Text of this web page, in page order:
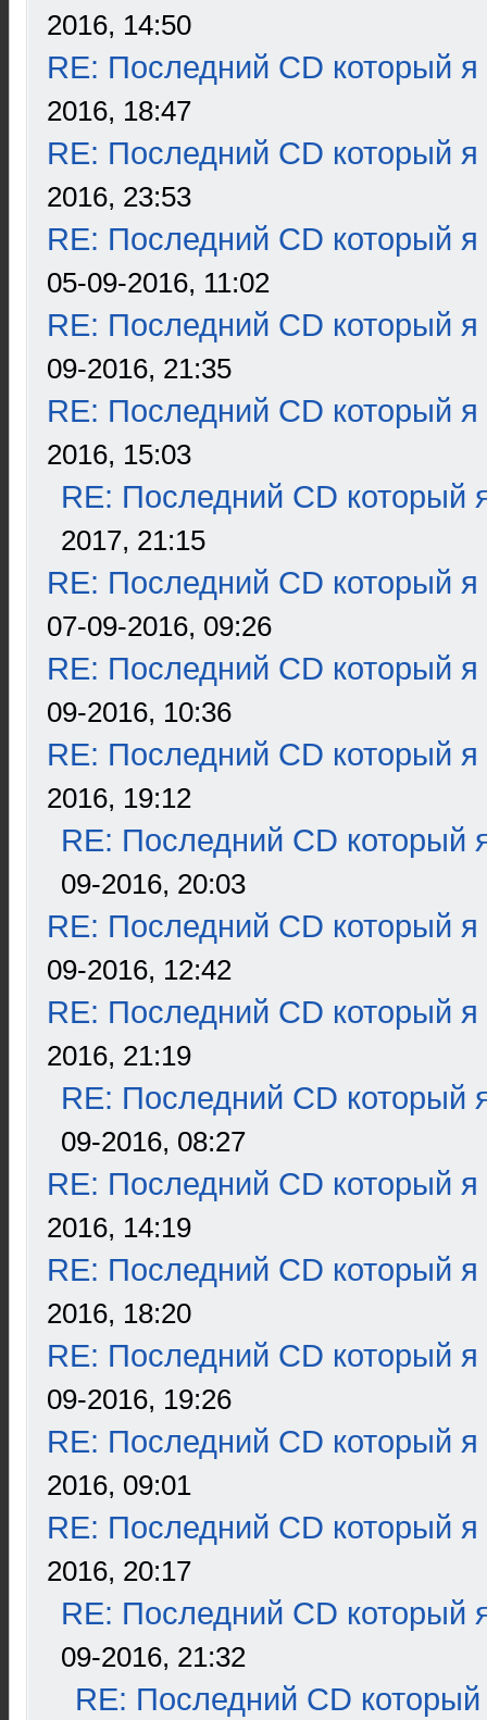
2016, 14:50
RE: Последний CD который я
2016, 18:47
RE: Последний CD который я
2016, 23:53
RE: Последний CD который я
05-09-2016, 11:02
RE: Последний CD который я
09-2016, 21:35
RE: Последний CD который я
2016, 15:03
RE: Последний CD который
2017, 21:15
RE: Последний CD который я
07-09-2016, 09:26
RE: Последний CD который я
09-2016, 10:36
RE: Последний CD который я
2016, 19:12
RE: Последний CD который
09-2016, 20:03
RE: Последний CD который я
09-2016, 12:42
RE: Последний CD который я
2016, 21:19
RE: Последний CD который
09-2016, 08:27
RE: Последний CD который я
2016, 14:19
RE: Последний CD который я
2016, 18:20
RE: Последний CD который я
09-2016, 19:26
RE: Последний CD который я
2016, 09:01
RE: Последний CD который я
2016, 20:17
RE: Последний CD который
09-2016, 21:32
RE: Последний CD который